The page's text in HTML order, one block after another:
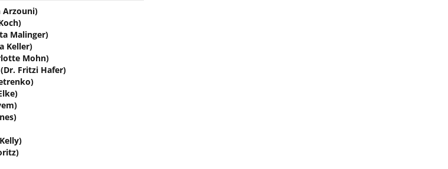
Arzouni)
Malinger)
Keller)
Mohn)
(Dr. Fritzi Hafer)